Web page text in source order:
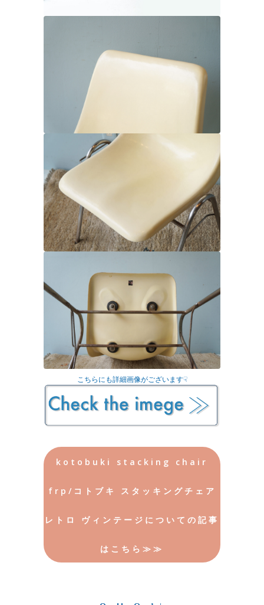
こちらにも詳細画像がございます☟
kotobuki stacking chair
frp/コトブキ スタッキングチェア
レトロ ヴィンテージについての記事
はこちら≫≫